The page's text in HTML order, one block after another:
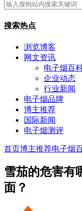
搜索热点
浏览博客
网文资讯
电子烟百
企业动态
行业新闻
电子烟品牌
博主推荐
国际新闻
电子烟测评
首页博主推荐电子烟
雪茄的危害有
面？